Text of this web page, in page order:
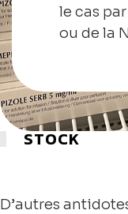
le cas
ou de la
STOCK
D’autres